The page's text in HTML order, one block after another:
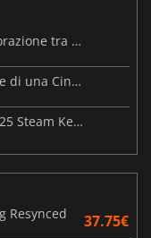
Shift Up annuncia una grande collaborazione tra NIKKE e Persona
Stellar Blade 2 mostra l'ambientazione di una Cina in rovina
Fanatical Mystery Box Bundle - fino a 25 Steam Key a sorpresa
Resynced
37.75€